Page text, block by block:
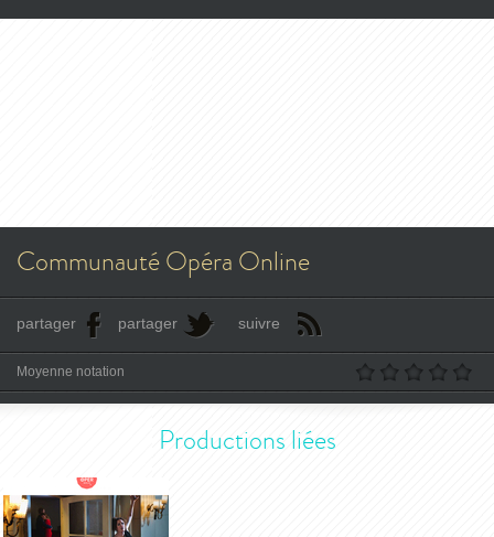
Communauté Opéra Online
partager partager suivre
Moyenne notation
Productions liées